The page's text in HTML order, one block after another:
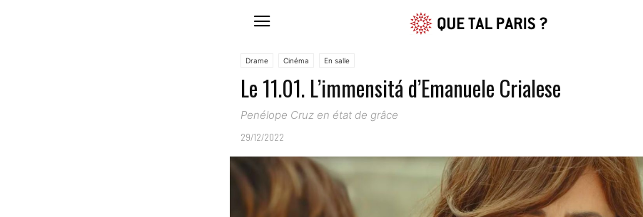
Drame Cinéma En salle
Le 11.01. L’immensitá d’Emanuele Crialese
Penélope Cruz en état de grâce
29/12/2022